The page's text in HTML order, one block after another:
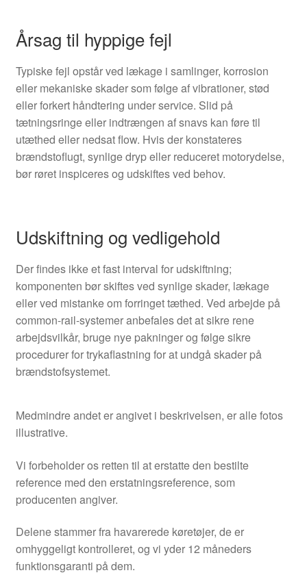
Årsag til hyppige fejl
Typiske fejl opstår ved lækage i samlinger, korrosion
eller mekaniske skader som følge af vibrationer, stød
eller forkert håndtering under service. Slid på
tætningsringe eller indtrængen af snavs kan føre til
utæthed eller nedsat flow. Hvis der konstateres
brændstoflugt, synlige dryp eller reduceret motorydelse,
bør røret inspiceres og udskiftes ved behov.
Udskiftning og vedligehold
Der findes ikke et fast interval for udskiftning;
komponenten bør skiftes ved synlige skader, lækage
eller ved mistanke om forringet tæthed. Ved arbejde på
common-rail-systemer anbefales det at sikre rene
arbejdsvilkår, bruge nye pakninger og følge sikre
procedurer for trykaflastning for at undgå skader på
brændstofsystemet.
Medmindre andet er angivet i beskrivelsen, er alle fotos
illustrative.
Vi forbeholder os retten til at erstatte den bestilte
reference med den erstatningsreference, som
producenten angiver.
Delene stammer fra havarerede køretøjer, de er
omhyggeligt kontrolleret, og vi yder 12 måneders
funktionsgaranti på dem.